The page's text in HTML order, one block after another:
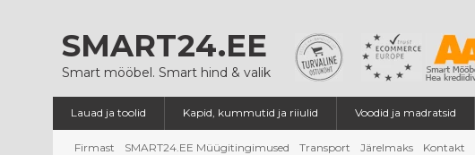
SMART24.EE
Smart mööbel. Smart hind & valik
Lauad ja toolid Kapid, kummutid ja riiulid Voodid ja madratsid
Firmast SMART24.EE Müügitingimused Transport Järelmaks Kontakt